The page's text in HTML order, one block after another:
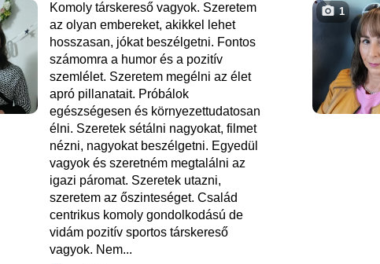
Komoly társkereső vagyok. Szeretem
az olyan embereket, akikkel lehet
hosszasan, jókat beszélgetni. Fontos
számomra a humor és a pozitív
szemlélet. Szeretem megélni az élet
apró pillanatait. Próbálok
egészségesen és környezettudatosan
élni. Szeretek sétálni nagyokat, filmet
nézni, nagyokat beszélgetni. Egyedül
vagyok és szeretném megtalálni az
igazi páromat. Szeretek utazni,
szeretem az őszinteséget. Család
centrikus komoly gondolkodású de
vidám pozitív sportos társkereső
vagyok. Nem...
1